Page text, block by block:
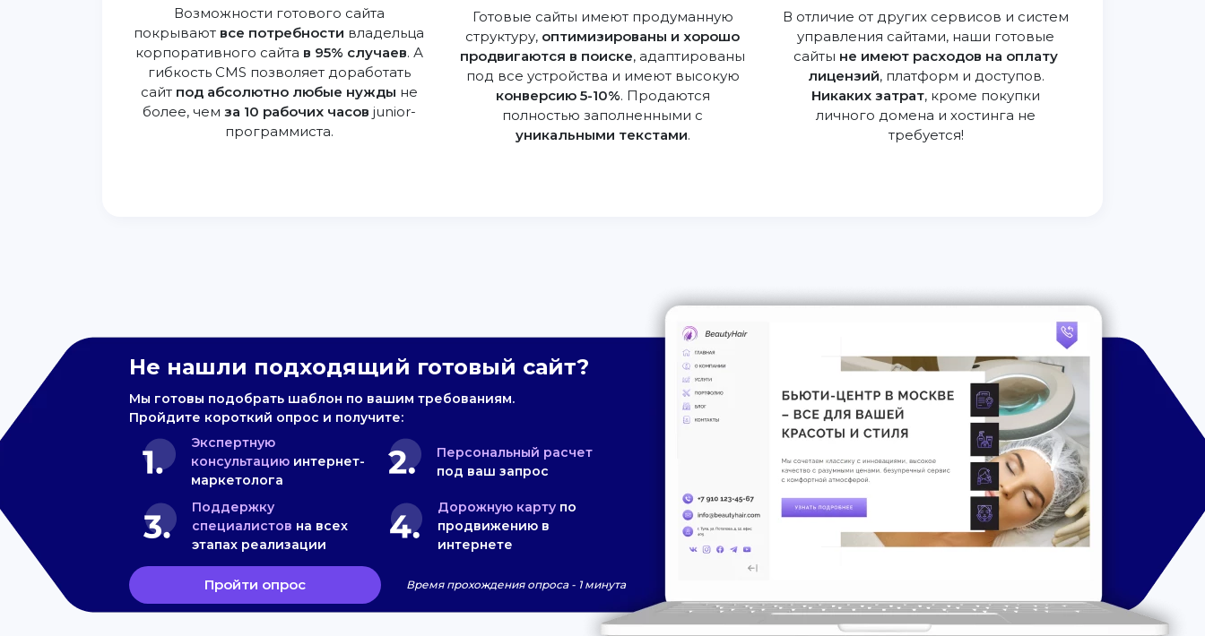
Возможности готового сайта
покрывают все потребности владельца
корпоративного сайта в 95% случаев. А
гибкость CMS позволяет доработать
сайт под абсолютно любые нужды не
более, чем за 10 рабочих часов junior-
программиста.
Готовые сайты имеют продуманную
структуру, оптимизированы и хорошо
продвигаются в поиске, адаптированы
под все устройства и имеют высокую
конверсию 5-10%. Продаются
полностью заполненными с
уникальными текстами.
В отличие от других сервисов и систем
управления сайтами, наши готовые
сайты не имеют расходов на оплату
лицензий, платформ и доступов.
Никаких затрат, кроме покупки
личного домена и хостинга не
требуется!
Не нашли подходящий готовый сайт?
Мы готовы подобрать шаблон по вашим требованиям.
Пройдите короткий опрос и получите:
Экспертную
консультацию интернет-
маркетолога
Персональный расчет
под ваш запрос
Поддержку
специалистов на всех
этапах реализации
Дорожную карту по
продвижению в
интернете
Пройти опрос Время прохождения опроса - 1 минута